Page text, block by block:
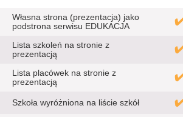
Własna strona (prezentacja) jako
podstrona serwisu EDUKACJA
Lista szkoleń na stronie z
prezentacją
Lista placówek na stronie z
prezentacją
Szkoła wyróżniona na liście szkół